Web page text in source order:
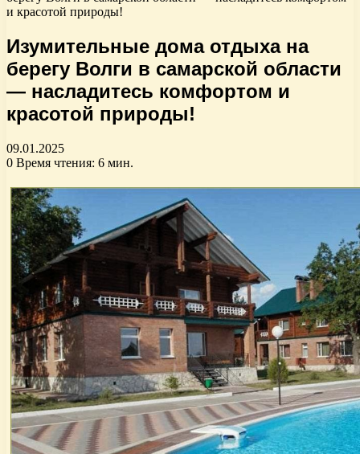
и красотой природы!
Изумительные дома отдыха на
берегу Волги в самарской области
— насладитесь комфортом и
красотой природы!
09.01.2025
0 Время чтения: 6 мин.